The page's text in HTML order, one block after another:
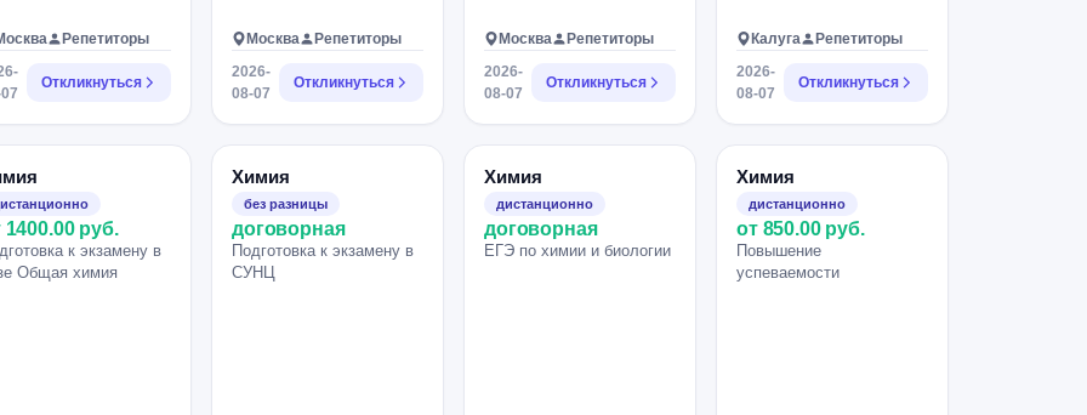
Репетиторы
Откликнуться
Москва
Репетиторы
2026-
08-07
Откликнуться
Москва
Репетиторы
2026-
08-07
Откликнуться
Калуга
Репетиторы
2026-
08-07
Откликнуться
1400.00 руб.
к экзамену в
Общая химия
Химия
без разницы
договорная
Подготовка к экзамену в
СУНЦ
Химия
дистанционно
договорная
ЕГЭ по химии и биологии
Химия
дистанционно
от 850.00 руб.
Повышение
успеваемости